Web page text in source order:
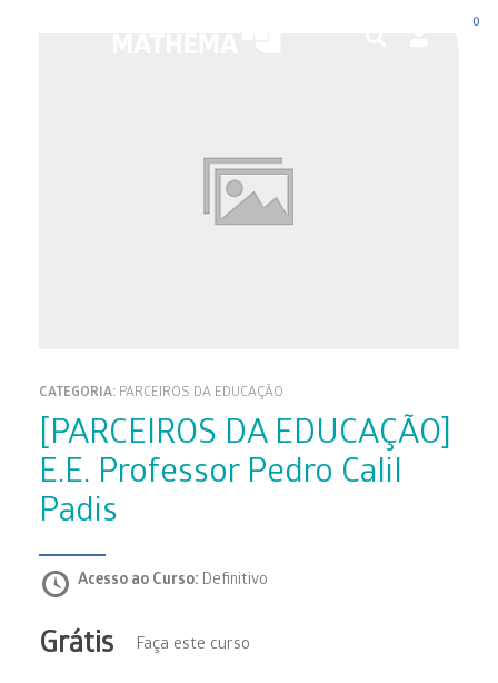
0
CATEGORIA: PARCEIROS DA EDUCAÇÃO
[PARCEIROS DA EDUCAÇÃO]
E.E. Professor Pedro Calil
Padis
Acesso ao Curso: Definitivo
Grátis Faça este curso